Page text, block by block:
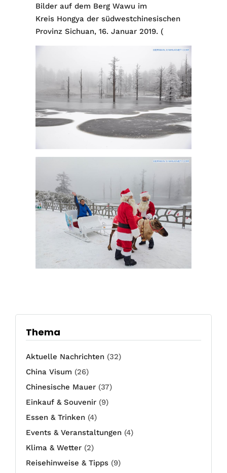
Bilder auf dem Berg Wawu im
Kreis Hongya der südwestchinesischen
Provinz Sichuan, 16. Januar 2019. (
Thema
Aktuelle Nachrichten (32)
China Visum (26)
Chinesische Mauer (37)
Einkauf & Souvenir (9)
Essen & Trinken (4)
Events & Veranstaltungen (4)
Klima & Wetter (2)
Reisehinweise & Tipps (9)